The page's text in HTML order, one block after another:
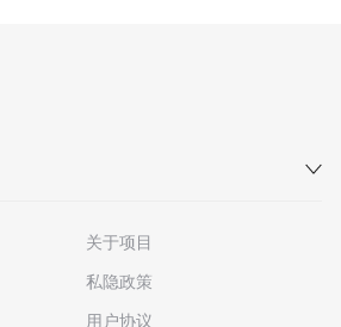
关于项目
私隐政策
用户协议